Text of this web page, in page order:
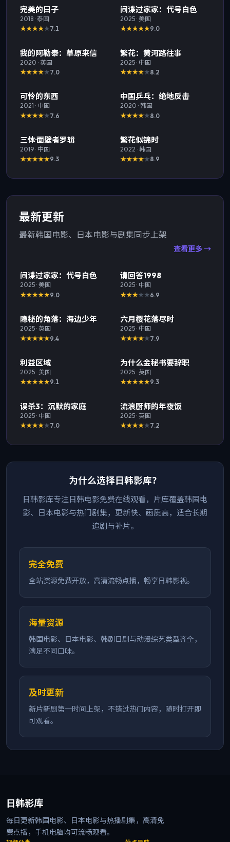
热门
完美的日子
2018 ·泰国
7.1
热门 TOP
间谍过家家：代号白色
2025 ·美国
9.0
热门 TOP
我的阿勒泰：草原来信
2020 · 英国
7.0
热门
繁花：黄河路往事
2025 · 中国
8.2
热门
可怜的东西
2021 · 中国
7.6
热门
中国乒乓：绝地反击
2020 ·韩国
8.0
热门
三体·面壁者罗辑
2019 · 中国
9.3
热门
繁花似锦时
2022 ·韩国
8.9
最新更新
最新韩国电影、日本电影与剧集同步上架
查看更多 →
最新 TOP
间谍过家家：代号白色
2025 ·美国
9.0
最新
请回答1998
2025 · 中国
6.9
最新 TOP
隐秘的角落：海边少年
2025 · 英国
9.4
最新
六月樱花落尽时
2025 · 中国
7.9
最新
利益区域
2025 ·美国
9.1
最新
为什么金秘书要辞职
2025 · 英国
9.3
最新
误杀3：沉默的家庭
2025 · 中国
7.0
最新
流浪厨师的年夜饭
2025 · 英国
7.2
为什么选择日韩影库？
日韩影库专注日韩电影免费在线观看，片库覆盖韩国电
影、日本电影与热门剧集，更新快、画质高，适合长期
追剧与补片。
完全免费
全站资源免费开放，高清流畅点播，畅享日韩影视。
海量资源
韩国电影、日本电影、韩剧日剧与动漫综艺类型齐全，
满足不同口味。
及时更新
新片新剧第一时间上架，不错过热门内容，随时打开即
可观看。
日韩影库
每日更新韩国电影、日本电影与热播剧集，高清免
费点播，手机电脑均可流畅观看。